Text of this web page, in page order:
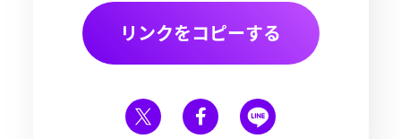
リンクをコピーする